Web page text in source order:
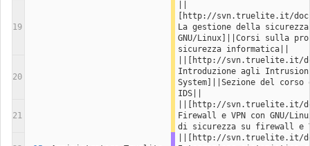
19
[http://svn.truelite.it/
La gestione della sicurezza
GNU/Linux]||Corsi sulla
sicurezza informatica||
20
||[http://svn.truelite.it/
Introduzione agli Intrusion
System]||Sezione del
IDS||
21
||[http://svn.truelite.it/
Firewall e VPN con GNU/
di sicurezza su firewall e
||[http://svn.truelite.it/